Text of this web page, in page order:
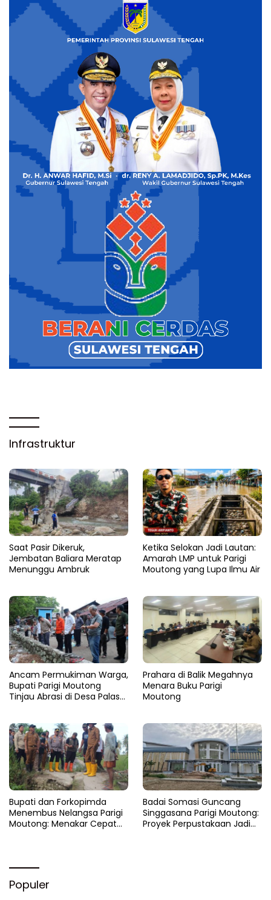
Infrastruktur
Saat Pasir Dikeruk,
Jembatan Baliara Meratap
Menunggu Ambruk
Ketika Selokan Jadi Lautan:
Amarah LMP untuk Parigi
Moutong yang Lupa Ilmu Air
Ancam Permukiman Warga,
Bupati Parigi Moutong
Tinjau Abrasi di Desa Palasa
Prahara di Balik Megahnya
Menara Buku Parigi
Moutong
​Bupati dan Forkopimda
Menembus Nelangsa Parigi
Moutong: Menakar Cepat
Badai Somasi Guncang
Singgasana Parigi Moutong:
Proyek Perpustakaan Jadi
Populer